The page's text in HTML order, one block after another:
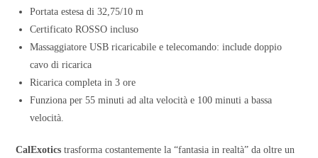
Portata estesa di 32,75/10 m
Certificato ROSSO incluso
Massaggiatore USB ricaricabile e telecomando: include doppio
cavo di ricarica
Ricarica completa in 3 ore
Funziona per 55 minuti ad alta velocità e 100 minuti a bassa
velocità.
CalExotics trasforma costantemente la “fantasia in realtà” da oltre un